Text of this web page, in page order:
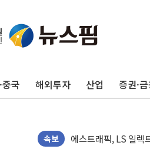
중국 해외투자 산업 증권·
속보
새온, '자율주행자동
오에스피, '세계 고
GLN인터내셔널, 방
폭염에 하루 온열질